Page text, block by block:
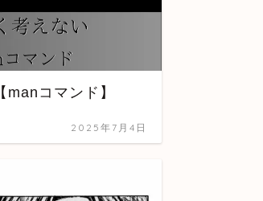
コマンド】
2025年7月4日